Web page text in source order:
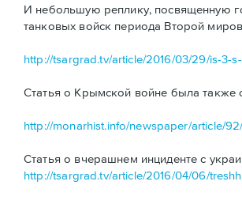
И небольшую реплику, посвященную
танковых войск периода Второй
http://tsargrad.tv/article/2016/03/29/is-3-
Статья о Крымской войне была также
http://monarhist.info/newspaper/article/
Статья о вчерашнем инциденте с
http://tsargrad.tv/article/2016/04/06/